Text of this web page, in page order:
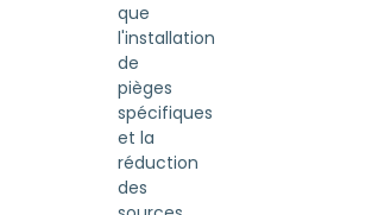
que
l'installation
de
pièges
spécifiques
et la
réduction
des